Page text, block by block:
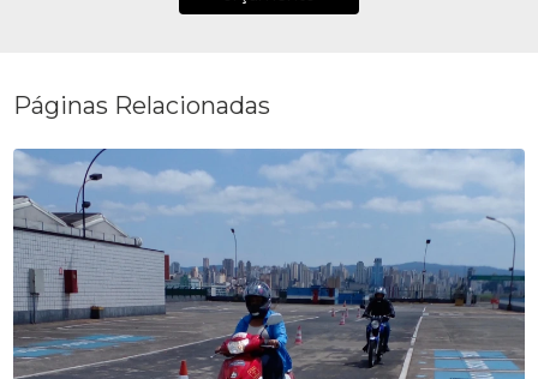
Páginas Relacionadas